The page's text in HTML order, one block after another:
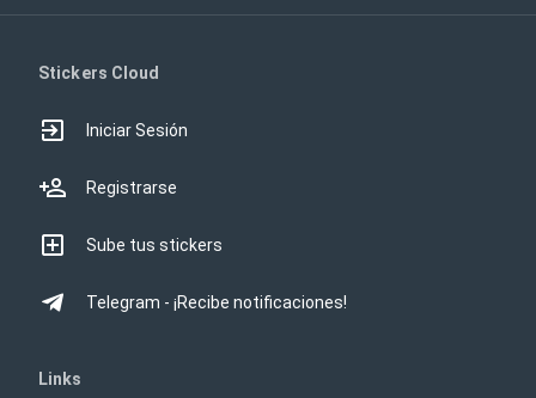
Stickers Cloud
Iniciar Sesión
Registrarse
Sube tus stickers
Telegram - ¡Recibe notificaciones!
Links